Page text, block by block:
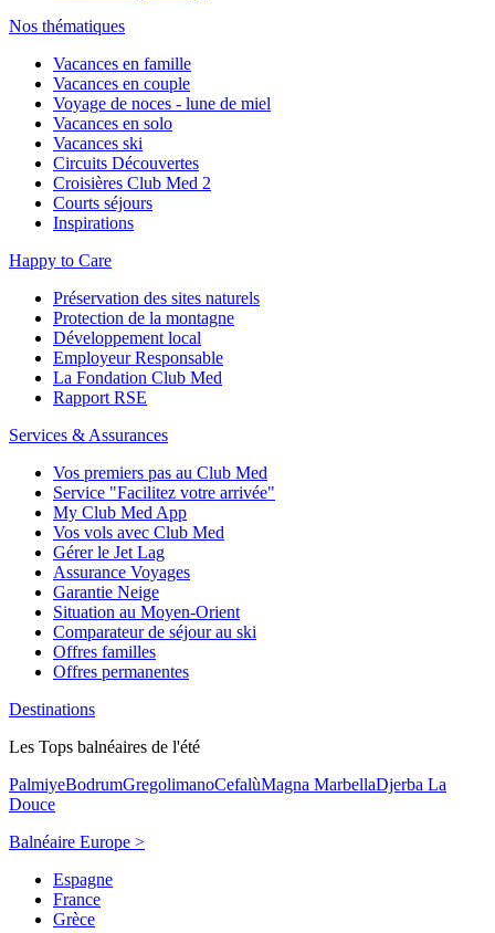
Nos thématiques
Vacances en famille
Vacances en couple
Voyage de noces - lune de miel
Vacances en solo
Vacances ski
Circuits Découvertes
Croisières Club Med 2
Courts séjours
Inspirations
Happy to Care
Préservation des sites naturels
Protection de la montagne
Développement local
Employeur Responsable
La Fondation Club Med
Rapport RSE
Services & Assurances
Vos premiers pas au Club Med
Service "Facilitez votre arrivée"
My Club Med App
Vos vols avec Club Med
Gérer le Jet Lag
Assurance Voyages
Garantie Neige
Situation au Moyen-Orient
Comparateur de séjour au ski
Offres familles
Offres permanentes
Destinations
Les Tops balnéaires de l'été
PalmiyeBodrumGregolimanoCefalùMagna MarbellaDjerba La
Douce
Balnéaire Europe >
Espagne
France
Grèce